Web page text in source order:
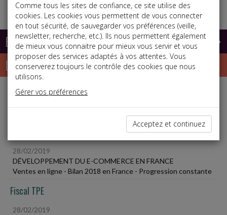
Base documentaire
Dépêches
Liste des dernières dépêches
28/02/2019
DÉVELOPPEMENT DU E-COMMERCE EN FRANCE
Ventes en ligne - Bilan 2018 en France - Progression constante
Fiscal TPE
28/02/2019
Comme tous les sites de confiance, ce site utilise des
cookies. Les cookies vous permettent de vous connecter
en tout sécurité, de sauvegarder vos préférences (veille,
newsletter, recherche, etc.). Ils nous permettent également
de mieux vous connaitre pour mieux vous servir et vous
proposer des services adaptés à vos attentes. Vous
conserverez toujours le contrôle des cookies que nous
utilisons.
Gérer vos préférences
Acceptez et continuez